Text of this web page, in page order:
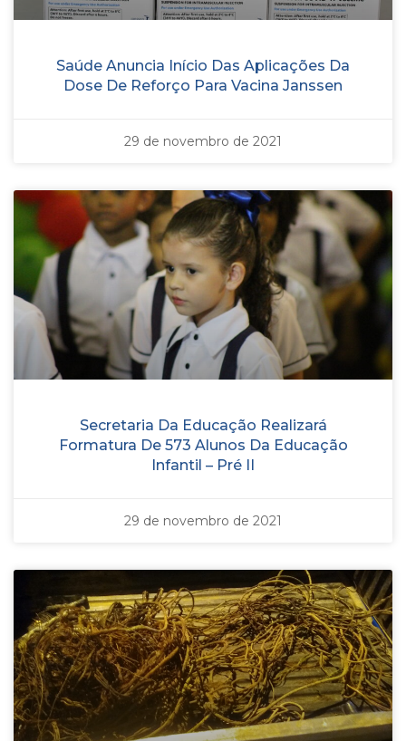
Saúde Anuncia Início Das Aplicações Da
Dose De Reforço Para Vacina Janssen
29 de novembro de 2021
Secretaria Da Educação Realizará
Formatura De 573 Alunos Da Educação
Infantil – Pré II
29 de novembro de 2021